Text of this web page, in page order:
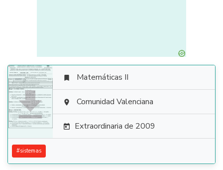

 Matemáticas II
 Comunidad Valenciana
 Extraordinaria de 2009
#sistemas